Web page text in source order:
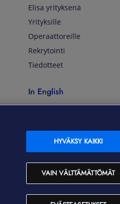
Elisa yrityksenä
Yrityksille
Operaattoreille
Rekrytointi
Tiedotteet
In English
Moving to Finland
Elisa Corporation
På Svenska
VAIN VÄLTTÄMÄTTÖMÄT
HYVÄKSY KAIKKI